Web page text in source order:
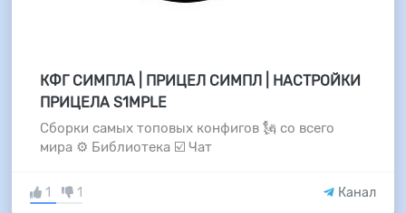
КФГ СИМПЛА | ПРИЦЕЛ СИМПЛ | НАСТРОЙКИ
ПРИЦЕЛА S1MPLE
Сборки самых топовых конфигов 🗽 со всего
мира ⚙️ Библиотека ☑️ Чат
1 1 Канал